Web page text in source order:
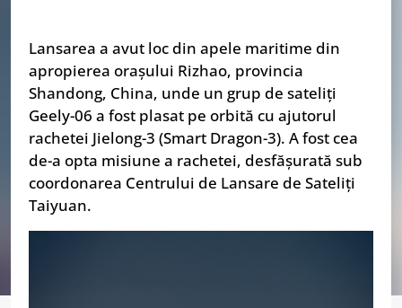
Lansarea a avut loc din apele maritime din
apropierea orașului Rizhao, provincia
Shandong, China, unde un grup de sateliți
Geely-06 a fost plasat pe orbită cu ajutorul
rachetei Jielong-3 (Smart Dragon-3). A fost cea
de-a opta misiune a rachetei, desfășurată sub
coordonarea Centrului de Lansare de Sateliți
Taiyuan.